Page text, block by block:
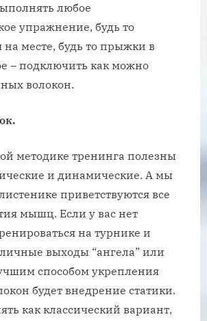
любое
упражнение, будь то
месте, будь то прыжки в
– подключить как можно
волокон.
методике тренинга полезны
и динамические. А мы
приветствуются все
мышц. Если у вас нет
на турнике и
выходы “ангела” или
способом укрепления
будет внедрение статики.
как классический вариант,